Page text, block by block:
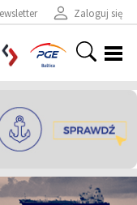
Zaloguj się